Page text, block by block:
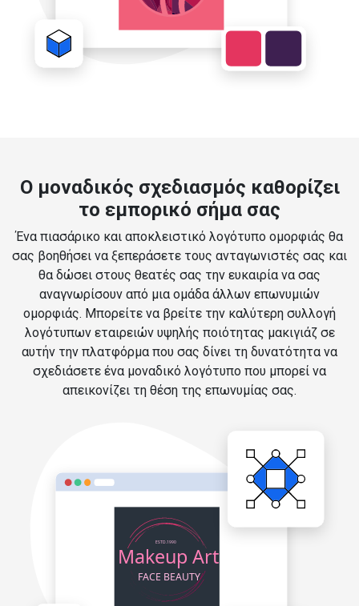
Ο μοναδικός σχεδιασμός καθορίζει
το εμπορικό σήμα σας
Ένα πιασάρικο και αποκλειστικό λογότυπο ομορφιάς θα
σας βοηθήσει να ξεπεράσετε τους ανταγωνιστές σας και
θα δώσει στους θεατές σας την ευκαιρία να σας
αναγνωρίσουν από μια ομάδα άλλων επωνυμιών
ομορφιάς. Μπορείτε να βρείτε την καλύτερη συλλογή
λογότυπων εταιρειών υψηλής ποιότητας μακιγιάζ σε
αυτήν την πλατφόρμα που σας δίνει τη δυνατότητα να
σχεδιάσετε ένα μοναδικό λογότυπο που μπορεί να
απεικονίζει τη θέση της επωνυμίας σας.